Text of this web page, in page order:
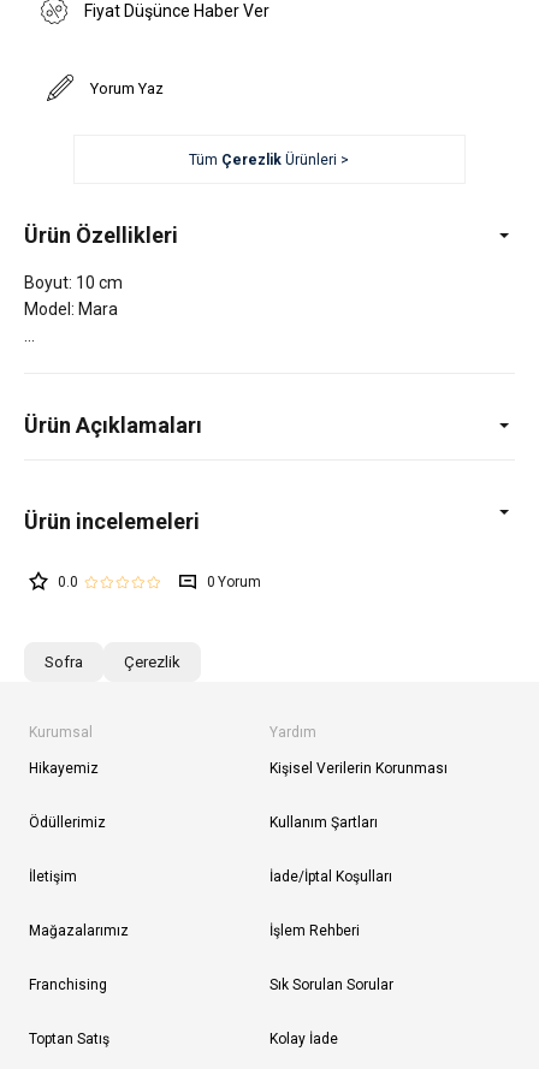
Fiyat Düşünce Haber Ver
Yorum Yaz
Tüm Çerezlik Ürünleri >
Ürün Özellikleri
Boyut: 10 cm
Model: Mara
Ürün Açıklamaları
0.0 0
Sofra Çerezlik
Kurumsal
Hikayemiz
Ödüllerimiz
İletişim
Mağazalarımız
Franchising
Toptan Satış
Yardım
Kişisel Verilerin Korunması
Kullanım Şartları
İade/İptal Koşulları
İşlem Rehberi
Sık Sorulan Sorular
Kolay İade